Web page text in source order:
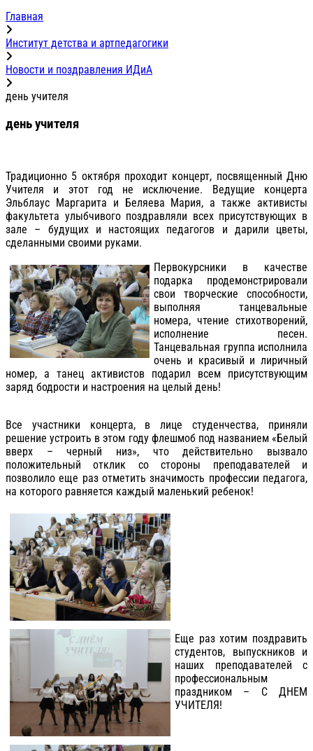
Главная
Институт детства и артпедагогики
Новости и поздравления ИДиА
день учителя
день учителя
Традиционно 5 октября проходит концерт, посвященный Дню
Учителя и этот год не исключение. Ведущие концерта
Эльблаус Маргарита и Беляева Мария, а также активисты
факультета улыбчивого поздравляли всех присутствующих в
зале – будущих и настоящих педагогов и дарили цветы,
сделанными своими руками.
Первокурсники в качестве
подарка продемонстрировали
свои творческие способности,
выполняя танцевальные
номера, чтение стихотворений,
исполнение песен.
Танцевальная группа исполнила
очень и красивый и лиричный
номер, а танец активистов подарил всем присутствующим
заряд бодрости и настроения на целый день!
Все участники концерта, в лице студенчества, приняли
решение устроить в этом году флешмоб под названием «Белый
вверх – черный низ», что действительно вызвало
положительный отклик со стороны преподавателей и
позволило еще раз отметить значимость профессии педагога,
на которого равняется каждый маленький ребенок!
Еще раз хотим поздравить
студентов, выпускников и
наших преподавателей с
профессиональным
праздником – С ДНЕМ
УЧИТЕЛЯ!